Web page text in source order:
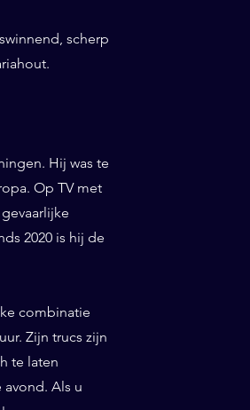
scherp
Hij was te
Op TV met
2020 is hij de
combinatie
Zijn trucs zijn
te laten
Als u